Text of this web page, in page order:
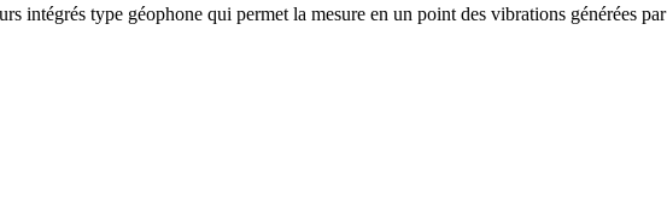
intégrés type géophone qui permet la mesure en un point des vibrations générées